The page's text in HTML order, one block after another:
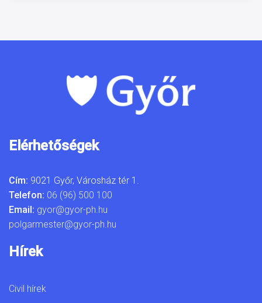
Elérhetőségek
Cím: 9021 Győr, Városház tér 1.
Telefon: 06 (96) 500 100
Email: gyor@gyor-ph.hu
polgarmester@gyor-ph.hu
Hírek
Civil hírek